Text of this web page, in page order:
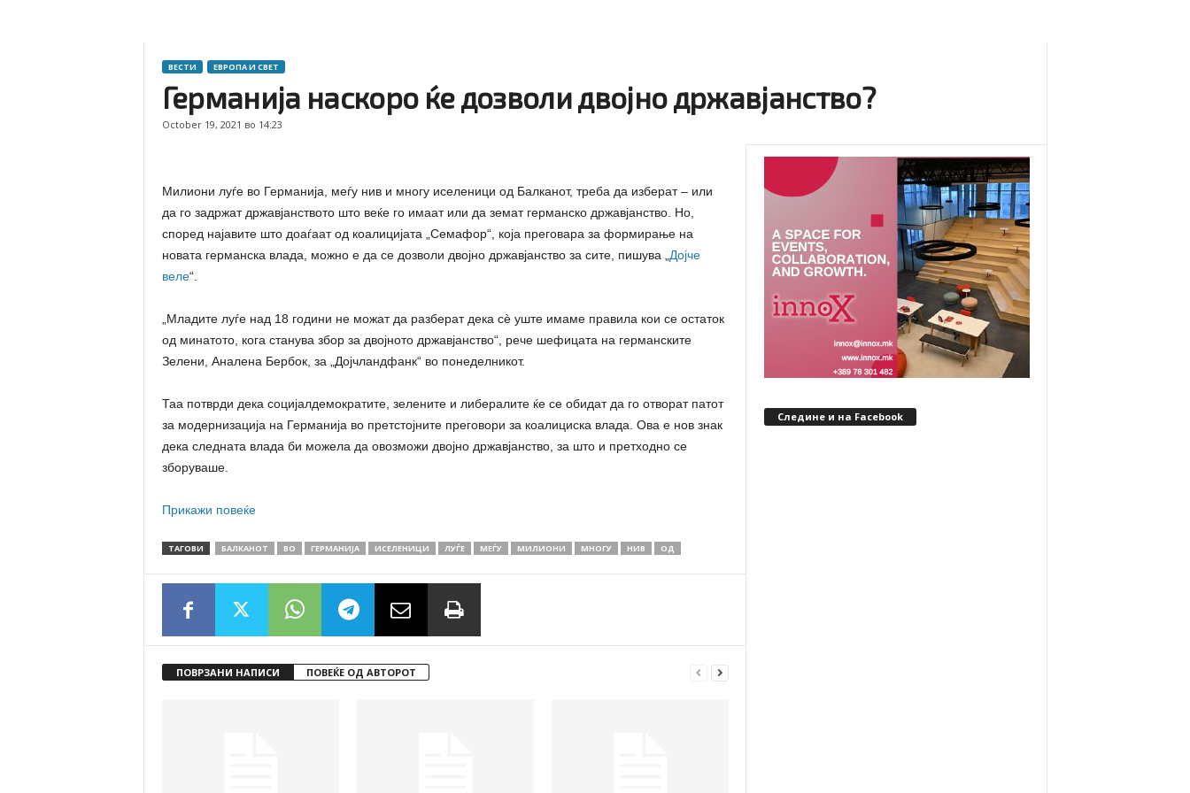
ВЕСТИ ЕВРОПА И СВЕТ
Германија наскоро ќе дозволи двојно државјанство?
October 19, 2021 во 14:23
Милиони луѓе во Германија, меѓу нив и многу иселеници од Балканот, треба да изберат – или
да го задржат државјанството што веќе го имаат или да земат германско државјанство. Но,
според најавите што доаѓаат од коалицијата „Семафор“, која преговара за формирање на
новата германска влада, можно е да се дозволи двојно државјанство за сите, пишува „ Дојче
веле“.
„Младите луѓе над 18 години не можат да разберат дека сè уште имаме правила кои се остаток
од минатото, кога станува збор за двојното државјанство“, рече шефицата на германските
Зелени, Аналена Бербок, за „Дојчландфанк“ во понеделникот.
Таа потврди дека социјалдемократите, зелените и либералите ќе се обидат да го отворат патот
за модернизација на Германија во претстојните преговори за коалициска влада. Ова е нов знак
дека следната влада би можела да овозможи двојно државјанство, за што и претходно се
зборуваше.
Прикажи повеќе
ТАГОВИ БАЛКАНОТ ВО ГЕРМАНИЈА ИСЕЛЕНИЦИ ЛУЃЕ МЕЃУ МИЛИОНИ МНОГУ НИВ ОД
ПОВРЗАНИ НАПИСИ ПОВЕЌЕ ОД АВТОРОТ
Следине и на Facebook